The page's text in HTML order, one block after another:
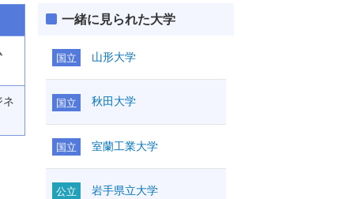
ネ
一緒に見られた大学
国立 山形大学
国立 秋田大学
国立 室蘭工業大学
公立 岩手県立大学